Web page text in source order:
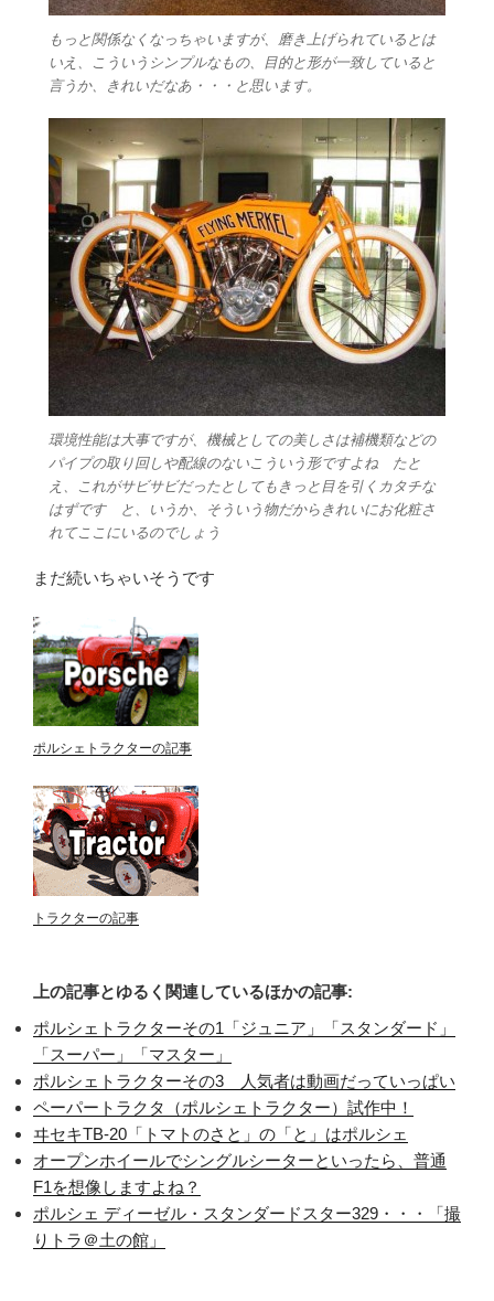
もっと関係なくなっちゃいますが、磨き上げられているとは
いえ、こういうシンプルなもの、目的と形が一致していると
言うか、きれいだなあ・・・と思います。
環境性能は大事ですが、機械としての美しさは補機類などの
パイプの取り回しや配線のないこういう形ですよね たと
え、これがサビサビだったとしてもきっと目を引くカタチな
はずです と、いうか、そういう物だからきれいにお化粧さ
れてここにいるのでしょう
まだ続いちゃいそうです
ポルシェトラクターの記事
トラクターの記事
上の記事とゆるく関連しているほかの記事:
ポルシェトラクターその1「ジュニア」「スタンダード」
「スーパー」「マスター」
ポルシェトラクターその3 人気者は動画だっていっぱい
ペーパートラクタ（ポルシェトラクター）試作中！
ヰセキTB-20「トマトのさと」の「と」はポルシェ
オープンホイールでシングルシーターといったら、普通
F1を想像しますよね？
ポルシェ ディーゼル・スタンダードスター329・・・「撮
りトラ＠土の館」